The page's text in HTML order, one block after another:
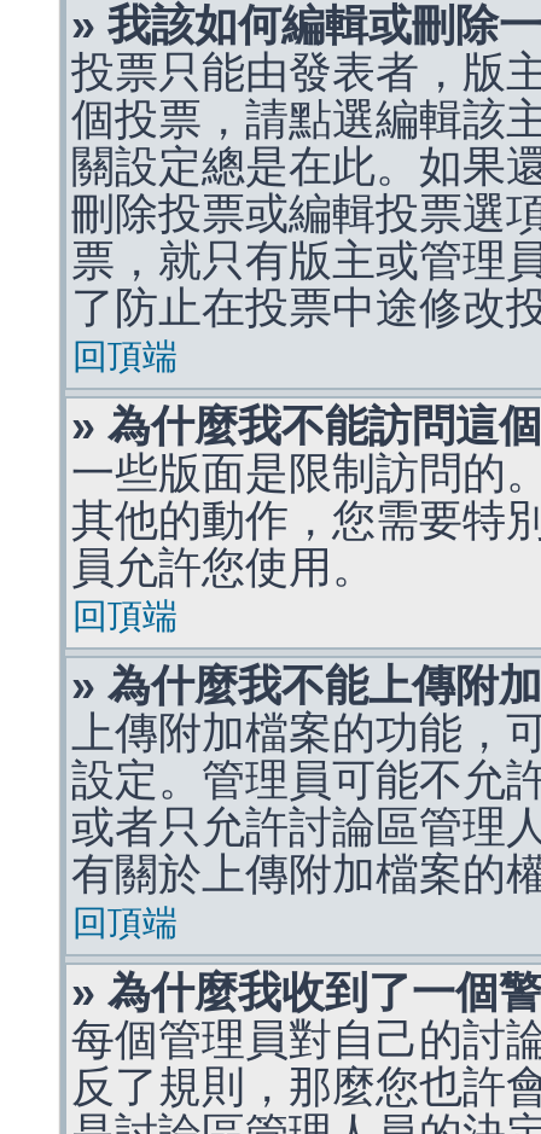
» 我該如何編輯或刪除
投票只能由發表者，版
個投票，請點選編輯該
關設定總是在此。如果
刪除投票或編輯投票選
票，就只有版主或管理
了防止在投票中途修改
回頂端
» 為什麼我不能訪問這
一些版面是限制訪問的
其他的動作，您需要特
員允許您使用。
回頂端
» 為什麼我不能上傳附
上傳附加檔案的功能，
設定。管理員可能不允
或者只允許討論區管理
有關於上傳附加檔案的
回頂端
» 為什麼我收到了一個
每個管理員對自己的討
反了規則，那麼您也許